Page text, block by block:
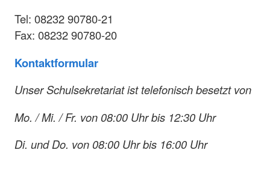
Tel: 08232 90780-21
Fax: 08232 90780-20
Kontaktformular
Unser Schulsekretariat ist telefonisch besetzt von
Mo. / Mi. / Fr. von 08:00 Uhr bis 12:30 Uhr
Di. und Do. von 08:00 Uhr bis 16:00 Uhr